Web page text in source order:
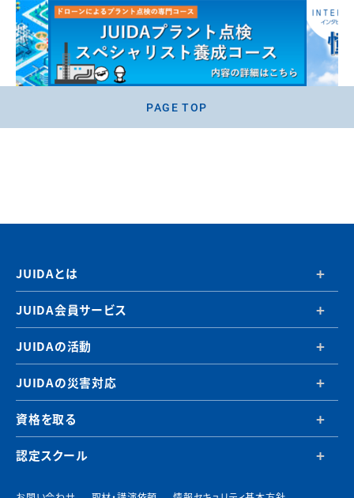
PAGE TOP
JUIDAとは
JUIDA会員サービス
JUIDAの活動
JUIDAの災害対応
資格を取る
認定スクール